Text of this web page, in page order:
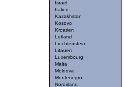
Israel
Italien
Kazakhstan
Kosovo
Kroatien
Letland
Liechtenstein
Litauen
Luxembourg
Malta
Moldova
Montenegro
Nordirland